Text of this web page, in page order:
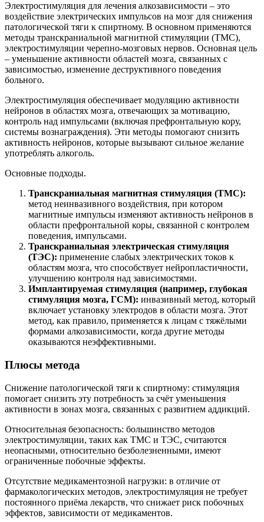
Электростимуляция для лечения алкозависимости – это
воздействие электрических импульсов на мозг для снижения
патологической тяги к спиртному. В основном применяются
методы транскраниальной магнитной стимуляции (ТМС),
электростимуляции черепно-мозговых нервов. Основная цель
– уменьшение активности областей мозга, связанных с
зависимостью, изменение деструктивного поведения
больного.
Электростимуляция обеспечивает модуляцию активности
нейронов в областях мозга, отвечающих за мотивацию,
контроль над импульсами (включая префронтальную кору,
системы вознаграждения). Эти методы помогают снизить
активность нейронов, которые вызывают сильное желание
употреблять алкоголь.
Основные подходы.
Транскраниальная магнитная стимуляция (ТМС):
метод неинвазивного воздействия, при котором
магнитные импульсы изменяют активность нейронов в
области префронтальной коры, связанной с контролем
поведения, импульсами.
Транскраниальная электрическая стимуляция
(ТЭС): применение слабых электрических токов к
областям мозга, что способствует нейропластичности,
улучшению контроля над зависимостями.
Имплантируемая стимуляция (например, глубокая
стимуляция мозга, ГСМ): инвазивный метод, который
включает установку электродов в области мозга. Этот
метод, как правило, применяется к лицам с тяжёлыми
формами алкозависимости, когда другие методы
оказываются неэффективными.
Плюсы метода
Снижение патологической тяги к спиртному: стимуляция
помогает снизить эту потребность за счёт уменьшения
активности в зонах мозга, связанных с развитием аддикций.
Относительная безопасность: большинство методов
электростимуляции, таких как ТМС и ТЭС, считаются
неопасными, относительно безболезненными, имеют
ограниченные побочные эффекты.
Отсутствие медикаментозной нагрузки: в отличие от
фармакологических методов, электростимуляция не требует
постоянного приёма лекарств, что снижает риск побочных
эффектов, зависимости от медикаментов.